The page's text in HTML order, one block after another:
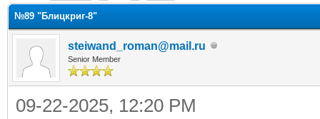
№89 "Блицкриг-8"
steiwand_roman@mail.ru
Senior Member
09-22-2025, 12:20 PM